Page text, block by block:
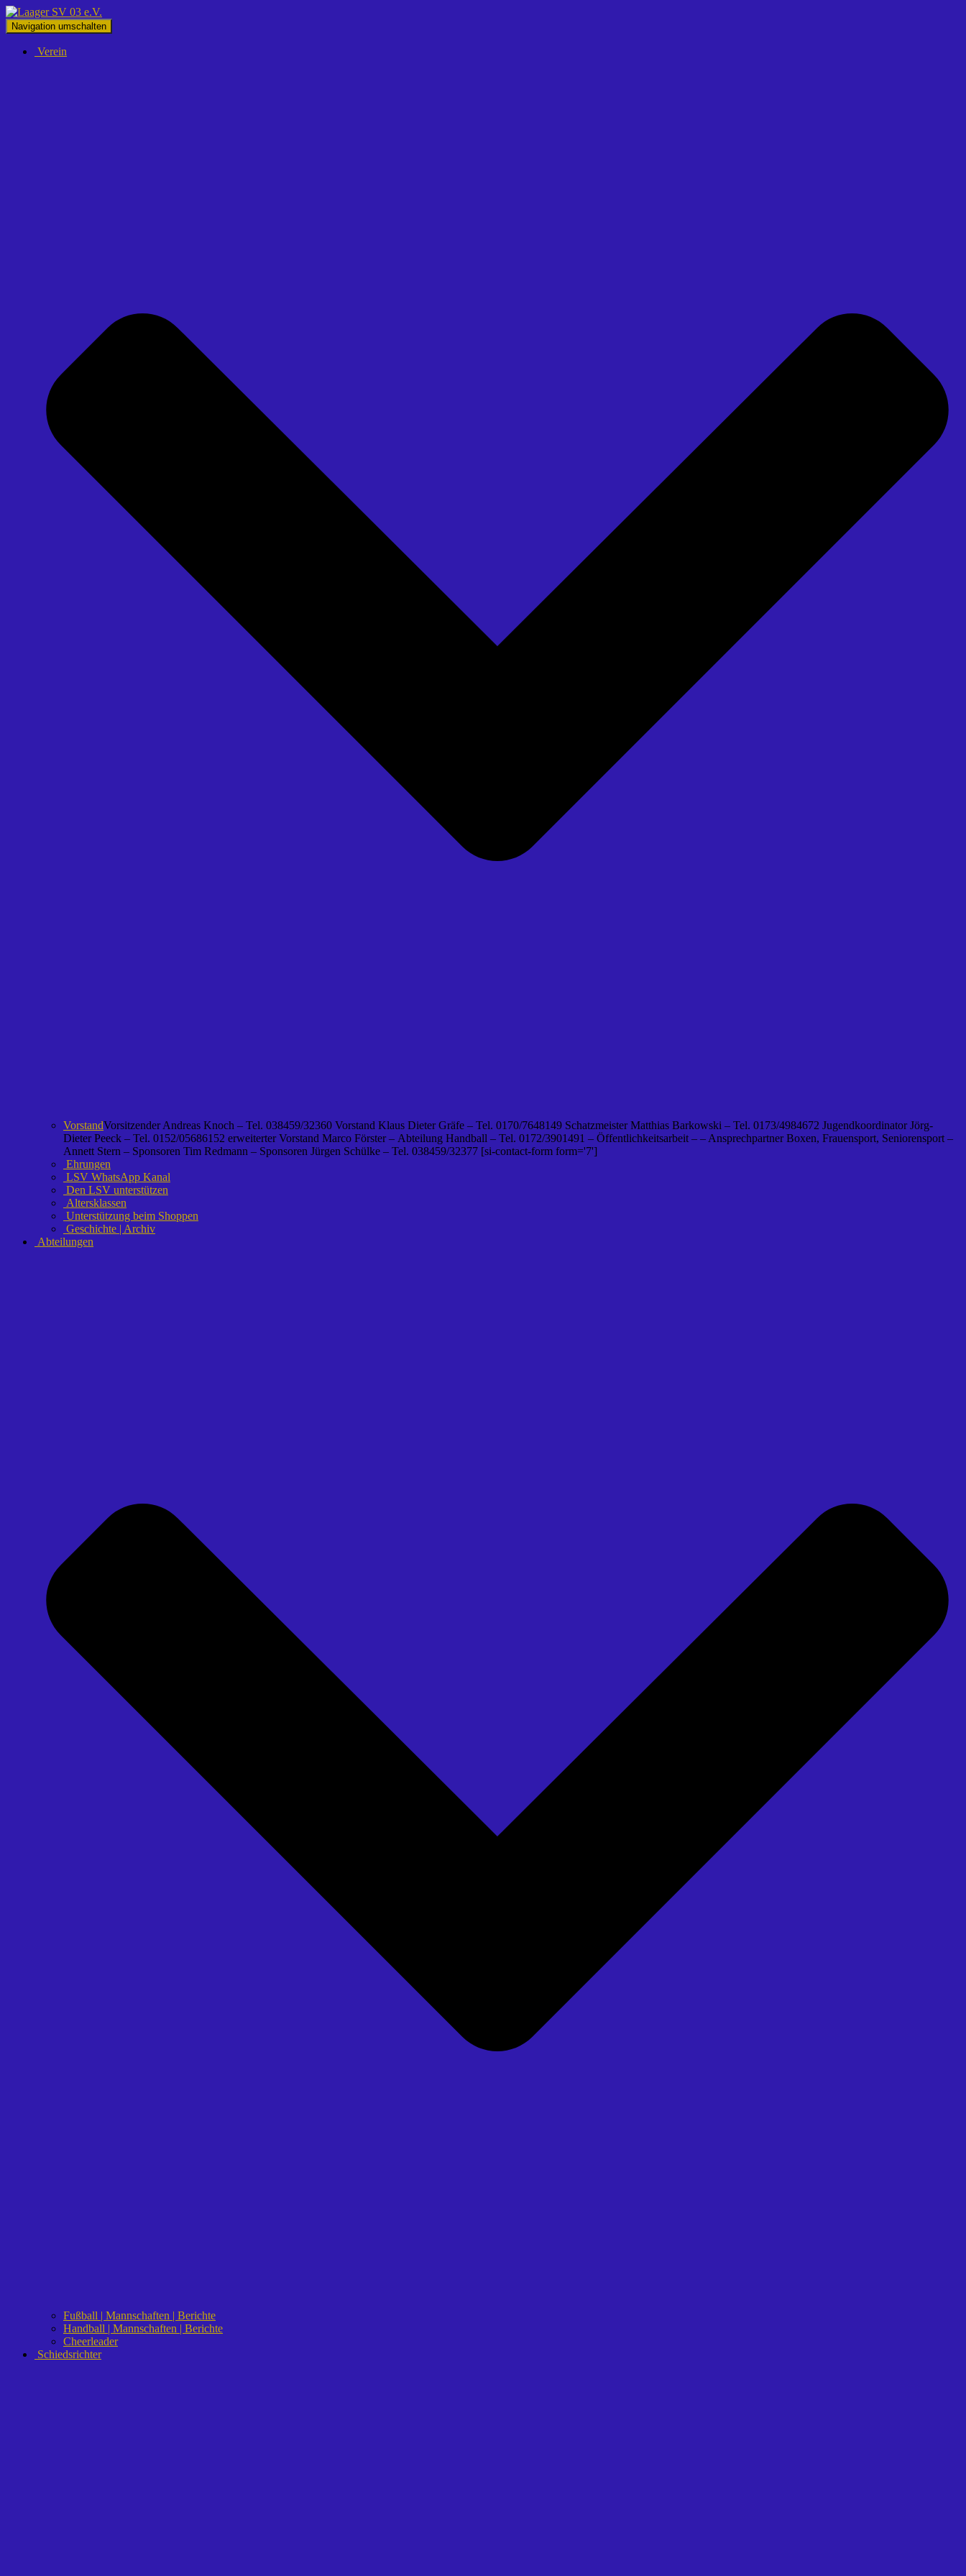
Navigation umschalten
Verein
VorstandVorsitzender Andreas Knoch – Tel. 038459/32360 Vorstand Klaus Dieter Gräfe – Tel. 0170/7648149 Schatzmeister Matthias Barkowski – Tel. 0173/4984672 Jugendkoordinator Jörg-
Dieter Peeck – Tel. 0152/05686152 erweiterter Vorstand Marco Förster – Abteilung Handball – Tel. 0172/3901491 – Öffentlichkeitsarbeit – – Ansprechpartner Boxen, Frauensport, Seniorensport –
Annett Stern – Sponsoren Tim Redmann – Sponsoren Jürgen Schülke – Tel. 038459/32377 [si-contact-form form='7']
Ehrungen
LSV WhatsApp Kanal
Den LSV unterstützen
Altersklassen
Unterstützung beim Shoppen
Geschichte | Archiv
Abteilungen
Fußball | Mannschaften | Berichte
Handball | Mannschaften | Berichte
Cheerleader
Schiedsrichter